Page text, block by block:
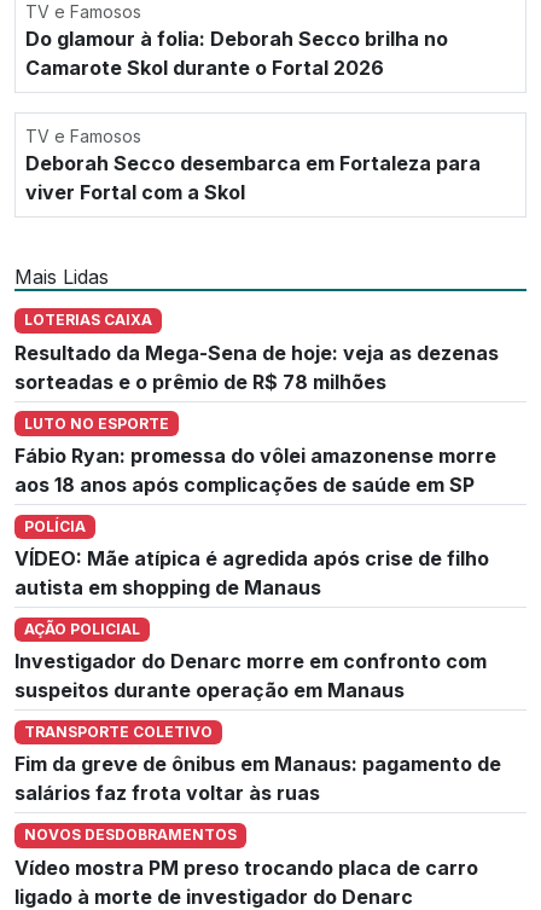
TV e Famosos
Do glamour à folia: Deborah Secco brilha no
Camarote Skol durante o Fortal 2026
TV e Famosos
Deborah Secco desembarca em Fortaleza para
viver Fortal com a Skol
Mais Lidas
LOTERIAS CAIXA
Resultado da Mega-Sena de hoje: veja as dezenas
sorteadas e o prêmio de R$ 78 milhões
LUTO NO ESPORTE
Fábio Ryan: promessa do vôlei amazonense morre
aos 18 anos após complicações de saúde em SP
POLÍCIA
VÍDEO: Mãe atípica é agredida após crise de filho
autista em shopping de Manaus
AÇÃO POLICIAL
Investigador do Denarc morre em confronto com
suspeitos durante operação em Manaus
TRANSPORTE COLETIVO
Fim da greve de ônibus em Manaus: pagamento de
salários faz frota voltar às ruas
NOVOS DESDOBRAMENTOS
Vídeo mostra PM preso trocando placa de carro
ligado à morte de investigador do Denarc